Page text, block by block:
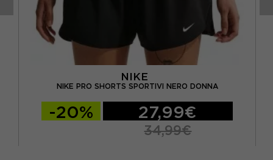
NIKE
NIKE PRO SHORTS SPORTIVI NERO DONNA
-20% 27,99€
34,99€